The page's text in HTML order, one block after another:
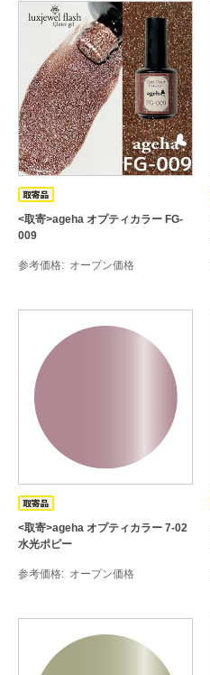
<取寄>ageha オプティカラー FG-
009
参考価格 オープン価格
<取寄>ageha オプティカラー 7-02
水光ポピー
参考価格 オープン価格